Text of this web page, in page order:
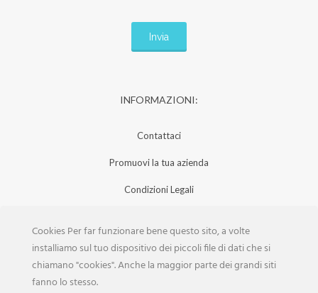
INFORMAZIONI:
Contattaci
Promuovi la tua azienda
Condizioni Legali
Iscrizione Aziende
Scarica la Rivista
Cookies Per far funzionare bene questo sito, a volte
installiamo sul tuo dispositivo dei piccoli file di dati che si
chiamano "cookies". Anche la maggior parte dei grandi siti
fanno lo stesso.